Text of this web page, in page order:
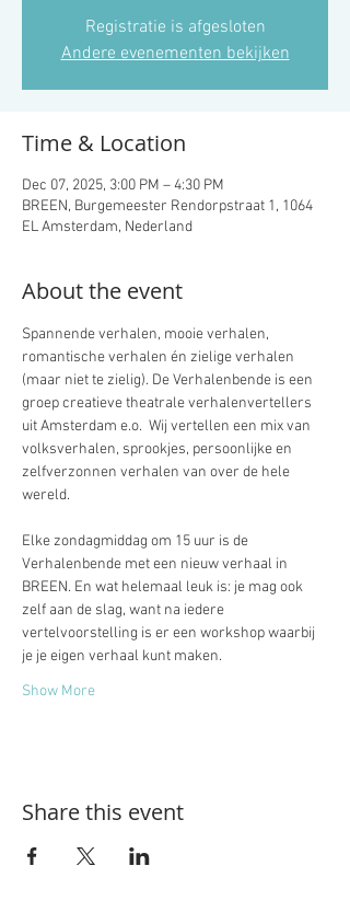
Registratie is afgesloten
Andere evenementen bekijken
Time & Location
Dec 07, 2025, 3:00 PM – 4:30 PM
BREEN, Burgemeester Rendorpstraat 1, 1064
EL Amsterdam, Nederland
About the event
Spannende verhalen, mooie verhalen,
romantische verhalen én zielige verhalen
(maar niet te zielig). De Verhalenbende is een
groep creatieve theatrale verhalenvertellers
uit Amsterdam e.o.  Wij vertellen een mix van
volksverhalen, sprookjes, persoonlijke en
zelfverzonnen verhalen van over de hele
wereld.
Elke zondagmiddag om 15 uur is de
Verhalenbende met een nieuw verhaal in
BREEN. En wat helemaal leuk is: je mag ook
zelf aan de slag, want na iedere
vertelvoorstelling is er een workshop waarbij
je je eigen verhaal kunt maken.
Show More
Share this event